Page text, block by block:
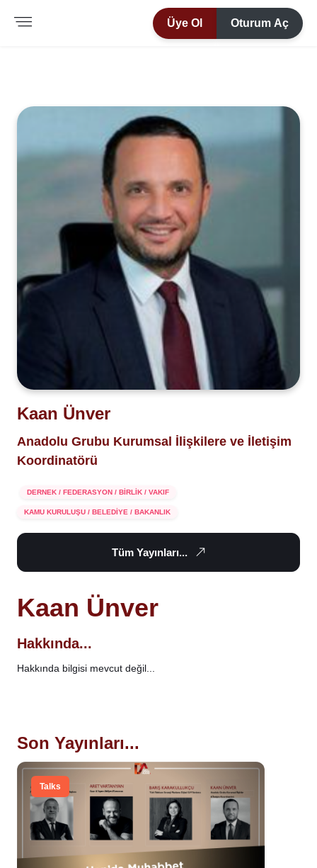
Üye Ol Oturum Aç
Kaan Ünver
Anadolu Grubu Kurumsal İlişkilere ve İletişim
Koordinatörü
DERNEK / FEDERASYON / BİRLİK / VAKIF
KAMU KURULUŞU / BELEDİYE / BAKANLIK
Tüm Yayınları...
Kaan Ünver
Hakkında...
Hakkında bilgisi mevcut değil...
Son Yayınları...
Talks